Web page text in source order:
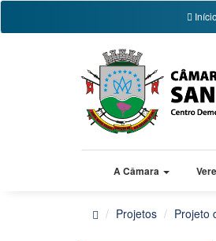
A Câmara
Projetos Projeto